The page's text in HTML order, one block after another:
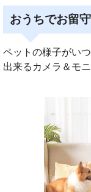
おうちでお留
ペットの様子がい
出来るカメラ＆モニ